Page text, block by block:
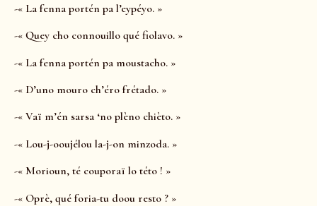
-« La fenna portén pa l’eypéyo. »
-« Quey cho connouillo qué fiolavo. »
-« La fenna portén pa moustacho. »
-« D’uno mouro ch’éro frétado. »
-« Vaï m’én sarsa ‘no plèno chièto. »
-« Lou-j-ooujélou la-j-on minzoda. »
-« Morioun, té couporaï lo této ! »
-« Oprè, qué foria-tu doou resto ? »